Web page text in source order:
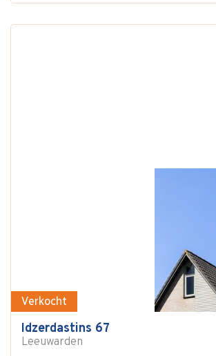
Verkocht
Idzerdastins 67
Leeuwarden